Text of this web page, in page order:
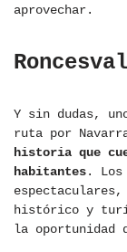
aprovechar.
Y sin dudas,
ruta por
historia que
habitantes.
histórico y
la oportunidad